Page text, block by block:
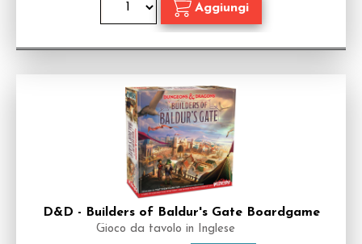
D&D - Builders of Baldur's Gate Boardgame
Gioco da tavolo in Inglese